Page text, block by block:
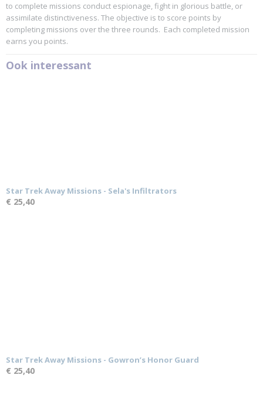
to complete missions conduct espionage, fight in glorious battle, or
assimilate distinctiveness. The objective is to score points by
completing missions over the three rounds. Each completed mission
earns you points.
Ook interessant
Star Trek Away Missions - Sela's Infiltrators
€ 25,40
Star Trek Away Missions - Gowron’s Honor Guard
€ 25,40